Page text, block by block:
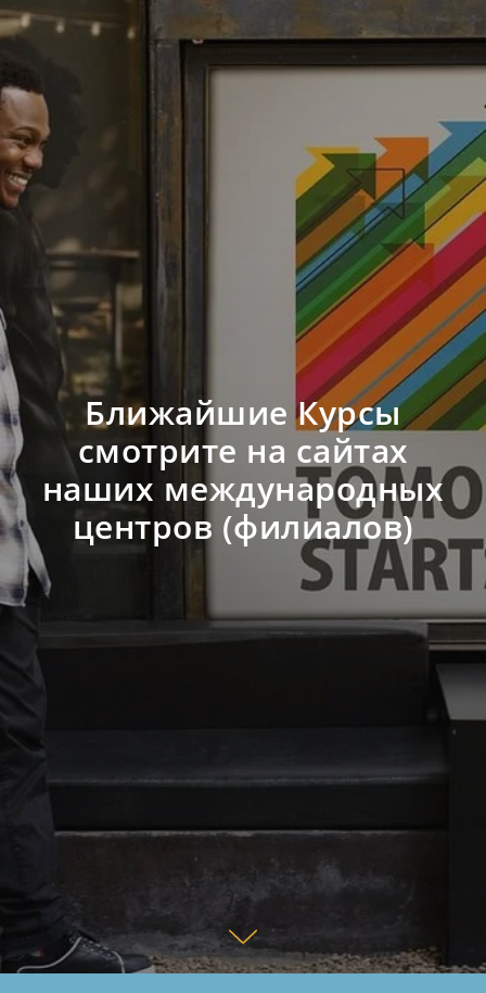
Ближайшие Курсы
смотрите на сайтах
наших международных
центров (филиалов)